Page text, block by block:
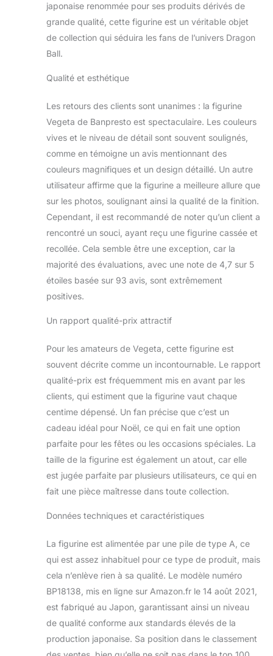
japonaise renommée pour ses produits dérivés de
grande qualité, cette figurine est un véritable objet
de collection qui séduira les fans de l’univers Dragon
Ball.
Qualité et esthétique
Les retours des clients sont unanimes : la figurine
Vegeta de Banpresto est spectaculaire. Les couleurs
vives et le niveau de détail sont souvent soulignés,
comme en témoigne un avis mentionnant des
couleurs magnifiques et un design détaillé. Un autre
utilisateur affirme que la figurine a meilleure allure que
sur les photos, soulignant ainsi la qualité de la finition.
Cependant, il est recommandé de noter qu’un client a
rencontré un souci, ayant reçu une figurine cassée et
recollée. Cela semble être une exception, car la
majorité des évaluations, avec une note de 4,7 sur 5
étoiles basée sur 93 avis, sont extrêmement
positives.
Un rapport qualité-prix attractif
Pour les amateurs de Vegeta, cette figurine est
souvent décrite comme un incontournable. Le rapport
qualité-prix est fréquemment mis en avant par les
clients, qui estiment que la figurine vaut chaque
centime dépensé. Un fan précise que c’est un
cadeau idéal pour Noël, ce qui en fait une option
parfaite pour les fêtes ou les occasions spéciales. La
taille de la figurine est également un atout, car elle
est jugée parfaite par plusieurs utilisateurs, ce qui en
fait une pièce maîtresse dans toute collection.
Données techniques et caractéristiques
La figurine est alimentée par une pile de type A, ce
qui est assez inhabituel pour ce type de produit, mais
cela n’enlève rien à sa qualité. Le modèle numéro
BP18138, mis en ligne sur Amazon.fr le 14 août 2021,
est fabriqué au Japon, garantissant ainsi un niveau
de qualité conforme aux standards élevés de la
production japonaise. Sa position dans le classement